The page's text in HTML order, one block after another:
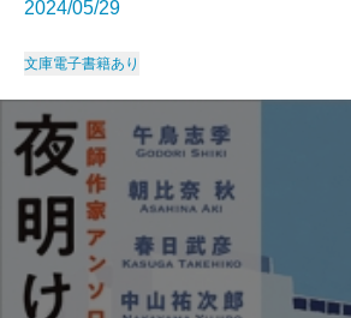
2024/05/29
文庫電子書籍あり